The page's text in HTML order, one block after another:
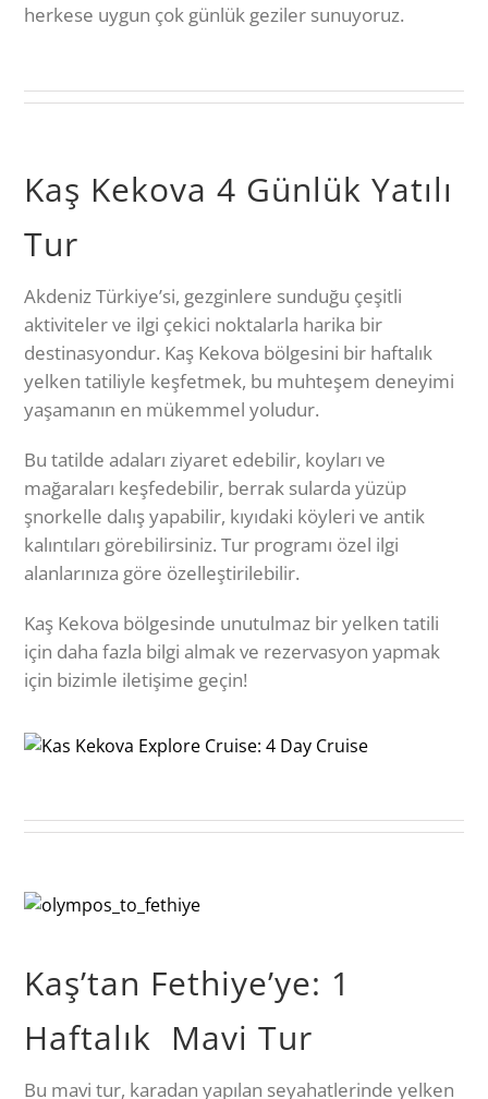
herkese uygun çok günlük geziler sunuyoruz.
Kaş Kekova 4 Günlük Yatılı
Tur
Akdeniz Türkiye’si, gezginlere sunduğu çeşitli
aktiviteler ve ilgi çekici noktalarla harika bir
destinasyondur. Kaş Kekova bölgesini bir haftalık
yelken tatiliyle keşfetmek, bu muhteşem deneyimi
yaşamanın en mükemmel yoludur.
Bu tatilde adaları ziyaret edebilir, koyları ve
mağaraları keşfedebilir, berrak sularda yüzüp
şnorkelle dalış yapabilir, kıyıdaki köyleri ve antik
kalıntıları görebilirsiniz. Tur programı özel ilgi
alanlarınıza göre özelleştirilebilir.
Kaş Kekova bölgesinde unutulmaz bir yelken tatili
için daha fazla bilgi almak ve rezervasyon yapmak
için bizimle iletişime geçin!
Kaş’tan Fethiye’ye: 1
Haftalık Mavi Tur
Bu mavi tur, karadan yapılan seyahatlerinde yelken